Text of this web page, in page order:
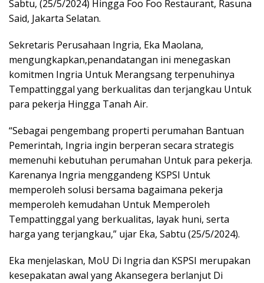
Sabtu, (25/5/2024) Hingga Foo Foo Restaurant, Rasuna
Said, Jakarta Selatan.
Sekretaris Perusahaan Ingria, Eka Maolana,
mengungkapkan,penandatangan ini menegaskan
komitmen Ingria Untuk Merangsang terpenuhinya
Tempattinggal yang berkualitas dan terjangkau Untuk
para pekerja Hingga Tanah Air.
“Sebagai pengembang properti perumahan Bantuan
Pemerintah, Ingria ingin berperan secara strategis
memenuhi kebutuhan perumahan Untuk para pekerja.
Karenanya Ingria menggandeng KSPSI Untuk
memperoleh solusi bersama bagaimana pekerja
memperoleh kemudahan Untuk Memperoleh
Tempattinggal yang berkualitas, layak huni, serta
harga yang terjangkau,” ujar Eka, Sabtu (25/5/2024).
Eka menjelaskan, MoU Di Ingria dan KSPSI merupakan
kesepakatan awal yang Akansegera berlanjut Di